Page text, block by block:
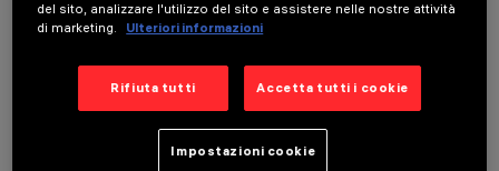
COMPONENTI OPZIONALI
del sito, analizzare l'utilizzo del sito e assistere nelle nostre attività
di marketing.
Ulteriori informazioni
Rifiuta tutti Accetta tutti i cookie
Impostazioni cookie